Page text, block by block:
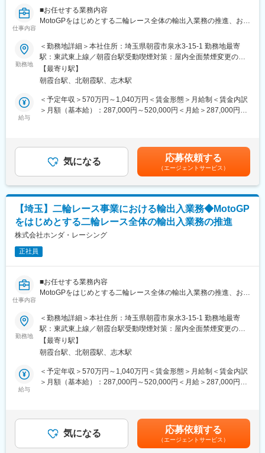
開発言語：Python、SQL、JavaScript、MATLAB、.Net C#
開発環境：Windows、Linux
クラウド：AWS、Azure
■キャリアパス
入社後はデータ活用基盤や業務システムの開発を通じて、クラウ
ド、データモデリング、AI活用技術を実践的に習得いただきま
ムアーキテクトとして、技術戦略やシステム設計を主導する役割
を期待しています。
・AWS・Azure・生成AIなど最新技術を活用しながら、PoCでは
なく実際に利用されるシステム開発に携われます。
・自分が開発した仕組みがエンジニアやライダーの意思決定を支
え、レース開発のスピード向上に直接つながります。
・少数精鋭チームのため、設計だけでなく実装や技術選定にも主
体的に関われます。
変更の範囲：専門性や適性、会社ニーズなどを踏まえ、会社が定
める付帯業務の付与を命じる場合があります。
仕事内容
■お任せする業務内容
MotoGPをはじめとする二輪レース全体の輸出入業務の推進、およ
ただきます。単なるルーティンワークとしての手配ではなく、レ
ースの勝敗を左右する「開発/補給品のタイムリーな供給」を物流
面から支える業務をお任せします
■具体的な業務内容
●海外発送業務のハンドリング・輸送会社（フォワーダー）選定・
現地調整
・輸送会社任せにせず、自ら先頭に立って最適輸送ルートの選
定・手配を行います。
※航空便（エアー）のハンドリングを行って頂きます
き。
・安全保障貿易管理など、頻繁に改定される最新の物流・輸出入
関連法規への対応（Hondaグループ内の横の繋がりや関連各所か
ら最新情報をキャッチアップ・適用します）。
●海外発送業務の仕組みづくり（標準化・業務改革）
・現在、属人化している業務プロセスを視覚化/標準化し、将来の
効率化に向けた布石づくりを行います。
・早く供給する事だけに主眼を置かず、現地での通関事情や輸送
費用を考慮した輸送会社の選定など、QCD（品質・コスト・納
期）を最大化するプロセスを構築します。
■ポジションの魅力
本ポジションの最大の魅力は、世界最高峰の二輪レース（MotoGP
等）の勝敗を左右する「開発/補給品のタイムリーな供給」を、物
流の最前線からダイレクトに支えられる点にあります。レースや
といった突発的な物量・品目の変更が発生することが日常茶飯事
です。発送日が動かせない緊迫した状況のなかで、航空便や陸送
変更の範囲：専門性や適性、会社ニーズなどを踏まえ、会社が定
勤務地
＜勤務地詳細＞本社住所：埼玉県朝霞市泉水3-15-1 勤務地最寄
駅：東武東上線／朝霞台駅受動喫煙対策：屋内全面禁煙変更の範
囲：勤務地補足欄に記載
【最寄り駅】
朝霞台駅、北朝霞駅、志木駅
給与
＜予定年収＞570万円～1,040万円＜賃金形態＞月給制＜賃金内訳
＞月額（基本給）：287,000円～520,000円＜月給＞287,000円～
を通じて上下する可能性があります。月給(月額)は固定手当を含め
た表記です。気になる 応募依頼する
（エージェントサービス）
【埼玉】二輪レース事業における輸出入業務◆MotoGP
をはじめとする二輪レース全体の輸出入業務の推進
株式会社ホンダ・レーシング
正社員
仕事内容
■お任せする業務内容
MotoGPをはじめとする二輪レース全体の輸出入業務の推進、およ
ただきます。単なるルーティンワークとしての手配ではなく、レ
ースの勝敗を左右する「開発/補給品のタイムリーな供給」を物流
面から支える業務をお任せします。
■具体的な業務内容
◇海外発送業務のハンドリング・輸送会社（フォワーダー）選
定・現地調整
・輸送会社任せにせず、自ら先頭に立って最適輸送ルートの選
定・手配を行います。
※航空便（エアー）のハンドリングを行って頂きます
勤務地
＜勤務地詳細＞本社住所：埼玉県朝霞市泉水3-15-1 勤務地最寄
駅：東武東上線／朝霞台駅受動喫煙対策：屋内全面禁煙変更の範
囲：会社の定める事業所（リモートワーク含む）
【最寄り駅】
朝霞台駅、北朝霞駅、志木駅
給与
＜予定年収＞570万円～1,040万円＜賃金形態＞月給制＜賃金内訳
＞月額（基本給）：287,000円～520,000円＜月給＞287,000円～
を通じて上下する可能性があります。月給(月額)は固定手当を含め
た表記です。気になる 応募依頼する
（エージェントサービス）